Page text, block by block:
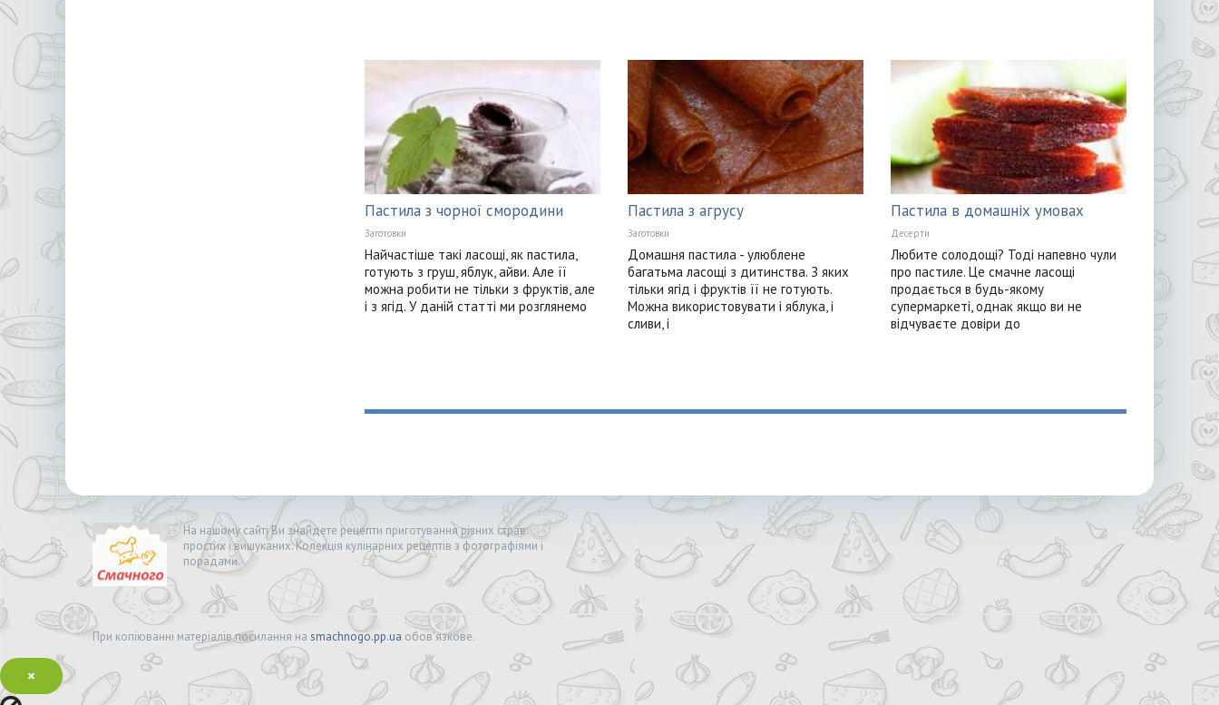
Пастила з чорної смородини
Заготовки
Найчастіше такі ласощі, як пастила,
готують з груш, яблук, айви. Але її
можна робити не тільки з фруктів, але
і з ягід. У даній статті ми розглянемо
Пастила з агрусу
Заготовки
Домашня пастила - улюблене
багатьма ласощі з дитинства. З яких
тільки ягід і фруктів її не готують.
Можна використовувати і яблука, і
сливи, і
Пастила в домашніх умовах
Десерти
Любите солодощі? Тоді напевно чули
про пастиле. Це смачне ласощі
продається в будь-якому
супермаркеті, однак якщо ви не
відчуваєте довіри до
На нашому сайті Ви знайдете рецепти приготування різних страв:
простих і вишуканих. Колекція кулінарних рецептів з фотографіями і
порадами.
При копіюванні матеріалів посилання на smachnogo.pp.ua обов'язкове.
×